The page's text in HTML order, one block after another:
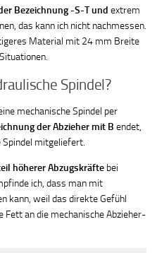
Bezeichnung -S-T und extrem
das kann ich nicht nachmessen.
Material mit 24 mm Breite
Spindel?
mechanische Spindel per
der Abzieher mit B endet,
mitgeliefert.
höherer Abzugskräfte bei
ich, dass man mit
kann, weil das direkte Gefühl
an die mechanische Abzieher-